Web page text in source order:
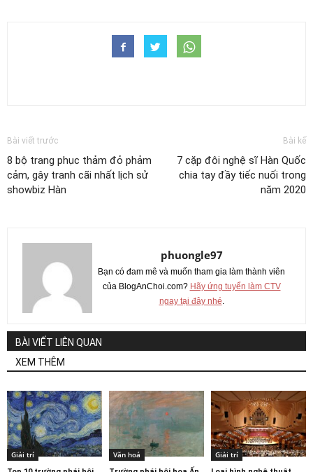
Bài viết trước
8 bộ trang phục thảm đỏ phảm
cảm, gây tranh cãi nhất lịch sử
showbiz Hàn
Bài kế
7 cặp đôi nghệ sĩ Hàn Quốc
chia tay đầy tiếc nuối trong
năm 2020
phuongle97
Bạn có đam mê và muốn tham gia làm thành viên
của BlogAnChoi.com? Hãy ứng tuyển làm CTV
ngay tại đây nhé.
BÀI VIẾT LIÊN QUAN
XEM THÊM
Giải trí Văn hoá Giải trí